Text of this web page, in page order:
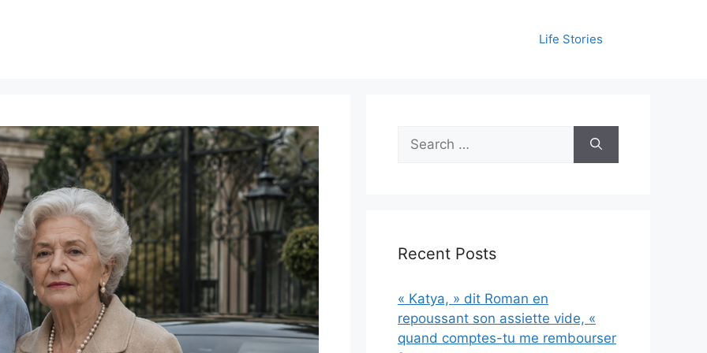
Life Stories
Search
for:
Recent Posts
« Katya, » dit Roman en
repoussant son assiette vide, «
quand comptes-tu me rembourser